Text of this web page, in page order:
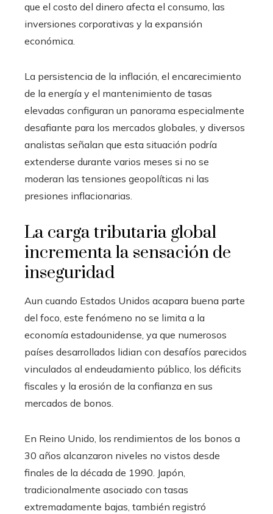
que el costo del dinero afecta el consumo, las
inversiones corporativas y la expansión
económica.
La persistencia de la inflación, el encarecimiento
de la energía y el mantenimiento de tasas
elevadas configuran un panorama especialmente
desafiante para los mercados globales, y diversos
analistas señalan que esta situación podría
extenderse durante varios meses si no se
moderan las tensiones geopolíticas ni las
presiones inflacionarias.
La carga tributaria global
incrementa la sensación de
inseguridad
Aun cuando Estados Unidos acapara buena parte
del foco, este fenómeno no se limita a la
economía estadounidense, ya que numerosos
países desarrollados lidian con desafíos parecidos
vinculados al endeudamiento público, los déficits
fiscales y la erosión de la confianza en sus
mercados de bonos.
En Reino Unido, los rendimientos de los bonos a
30 años alcanzaron niveles no vistos desde
finales de la década de 1990. Japón,
tradicionalmente asociado con tasas
extremadamente bajas, también registró